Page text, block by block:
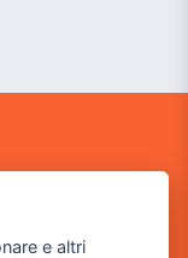
e altri